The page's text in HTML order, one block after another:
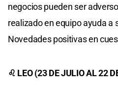
negocios pueden ser
realizado en equipo ayuda a
Novedades positivas en
♌ LEO (23 DE JULIO AL 22